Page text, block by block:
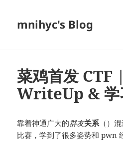
mnihyc's Blog
菜鸡首发
WriteUp & 学
靠着神通广大的群友关系 （）
比赛，学到了很多姿势和 pwn